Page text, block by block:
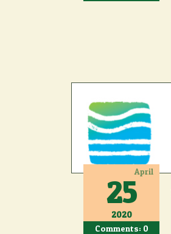
April
25
2020
Comments: 0